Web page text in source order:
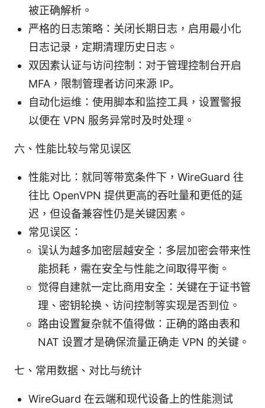
被正确解析。
严格的日志策略：关闭长期日志，启用最小化
日志记录，定期清理历史日志。
双因素认证与访问控制：对于管理控制台开启
MFA，限制管理者访问来源 IP。
自动化运维：使用脚本和监控工具，设置警报
以便在 VPN 服务异常时及时处理。
六、性能比较与常见误区
性能对比：就同等带宽条件下，WireGuard 往
往比 OpenVPN 提供更高的吞吐量和更低的延
迟，但设备兼容性仍是关键因素。
常见误区：
误认为越多加密层越安全：多层加密会带来性
能损耗，需在安全与性能之间取得平衡。
觉得自建就一定比商用安全：关键在于证书管
理、密钥轮换、访问控制等实现是否到位。
路由设置复杂就不值得做：正确的路由表和
NAT 设置才是确保流量正确走 VPN 的关键。
七、常用数据、对比与统计
WireGuard 在云端和现代设备上的性能测试